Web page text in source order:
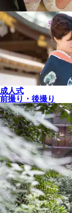
成人式
前撮り・後撮り